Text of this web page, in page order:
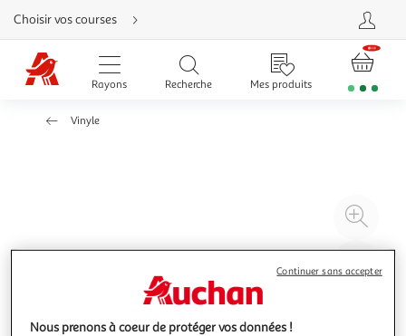
Aller
directement
au
contenu
Aller
directement
Aller
d'aide
Choisir vos courses
Rayons Recherche Mes produits
Vinyle
à
Nous prenons à coeur de protéger vos données !
Continuer sans accepter